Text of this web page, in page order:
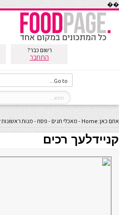
��
רשום כבר?
התחבר
אתם כאן: Home
- מאכלי חגים - פסח - מנות
קניידלעך רכים